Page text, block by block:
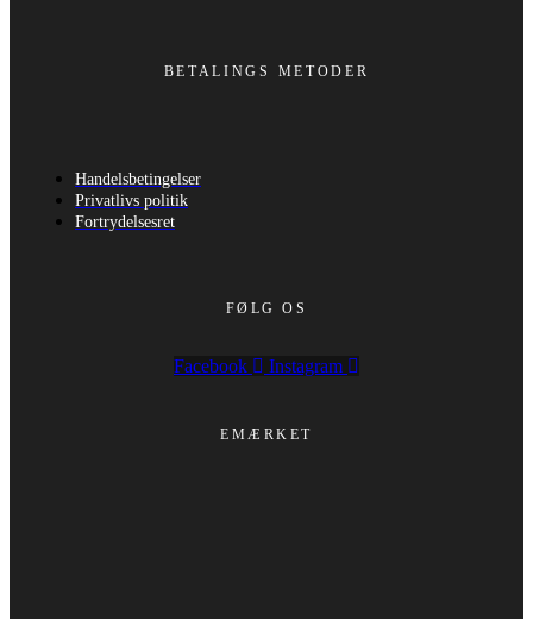
BETALINGS METODER
Handelsbetingelser
Privatlivs politik
Fortrydelsesret
FØLG OS
Facebook Instagram
EMÆRKET